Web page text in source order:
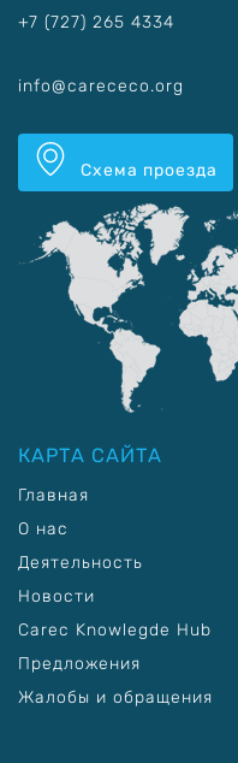
+7 (727) 265 4334
info@carececo.org
Схема проезда
КАРТА САЙТА
Главная
О нас
Деятельность
Новости
Carec Knowlegde Hub
Предложения
Жалобы и обращения